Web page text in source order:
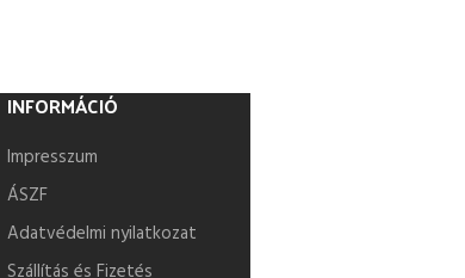
INFORMÁCIÓ
Impresszum
ÁSZF
Adatvédelmi nyilatkozat
Szállítás és Fizetés